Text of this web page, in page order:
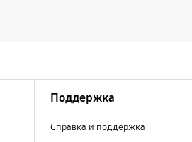
Поддержка
Справка и поддержка